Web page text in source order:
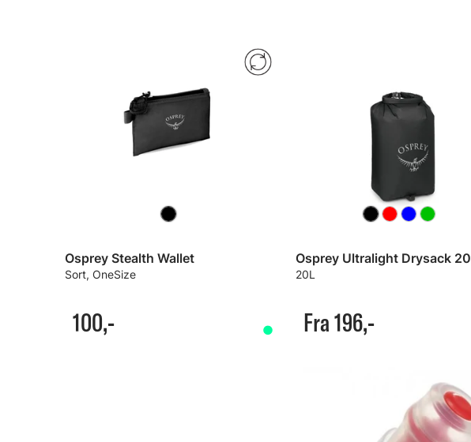
Osprey Stealth Wallet
Sort, OneSize
100,-
Osprey Ultralight Drysack 20
20L
Fra 196,-